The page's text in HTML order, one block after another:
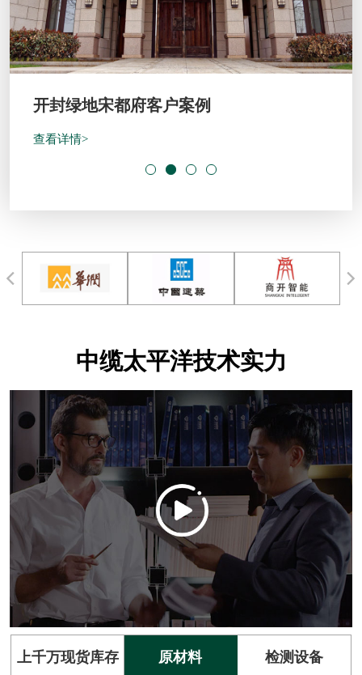
开封绿地宋都府客户案例
查看详情>
中缆太平洋技术实力
上千万现货库存 原材料 检测设备